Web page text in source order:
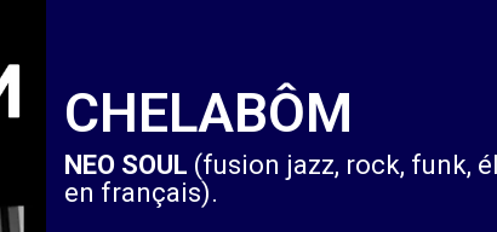
CHELABÔM
NEO SOUL (fusion jazz, rock, funk,
en français).